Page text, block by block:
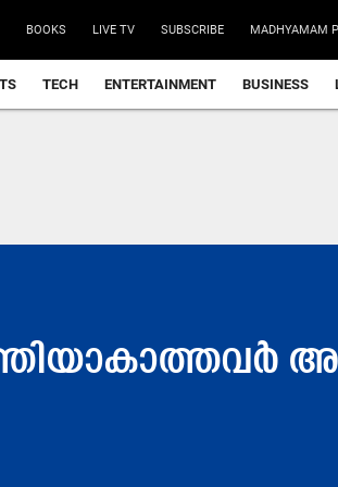
BOOKS LIVE TV SUBSCRIBE MADHYAMAM
TECH ENTERTAINMENT BUSINESS